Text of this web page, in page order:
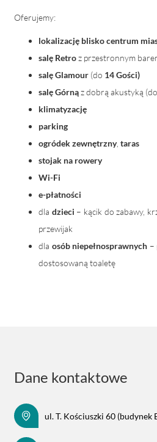
Oferujemy:
lokalizację blisko centrum
salę Retroz przestronnym
salę Glamour (do 14 Gości)
salę Górnąz dobrą akustyką (do
klimatyzację
parking
ogródek zewnętrzny, taras
stojak na rowery
Wi-Fi
e-płatności
dla dzieci – kącik do zabawy,
przewijak
dla osób niepełnosprawnych –
dostosowaną toaletę
Dane kontaktowe
ul. T. Kościuszki 60 (budynek